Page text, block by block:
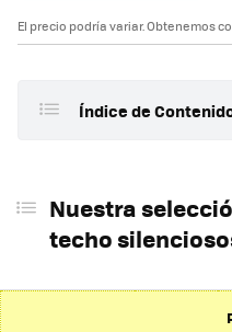
El precio podría variar. Obtenemos
Índice de
Qué tener en cuenta
Nuestra
techo